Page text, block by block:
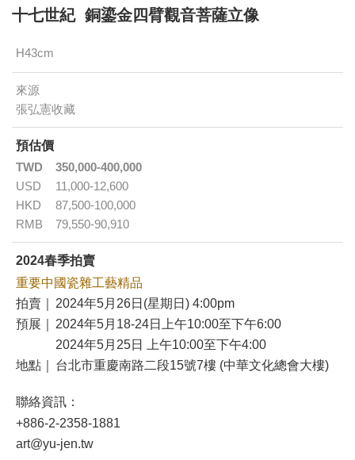
十七世紀 銅鎏金四臂觀音菩薩立像
H43cm
來源
張弘憲收藏
預估價
TWD
350,000-400,000
USD
11,000-12,600
HKD
87,500-100,000
RMB
79,550-90,910
2024春季拍賣
重要中國瓷雜工藝精品
拍賣｜
2024年5月26日(星期日) 4:00pm
預展｜
2024年5月18-24日上午10:00至下午6:00
2024年5月25日 上午10:00至下午4:00
地點｜
台北市重慶南路二段15號7樓 (中華文化總會大樓)
聯絡資訊：
+886-2-2358-1881
art@yu-jen.tw